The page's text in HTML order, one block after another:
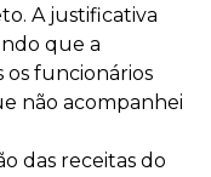
A justificativa
que a
funcionários
não acompanhei
das receitas do